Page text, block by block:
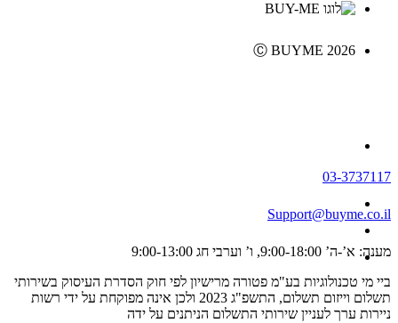
Ⓒ BUYME 2026
03-3737117
Support@buyme.co.il
מענה: א’-ה’ 9:00-18:00, ו’ וערבי חג 9:00-13:00
ביי מי טכנולוגיות בע"מ פטורה מרישיון לפי חוק הסדרת העיסוק בשירותי
תשלום וייזום תשלום, התשפ"ג 2023 ולכן אינה מפוקחת על ידי רשות
ניירות ערך לעניין שירותי התשלום הניתנים על ידה